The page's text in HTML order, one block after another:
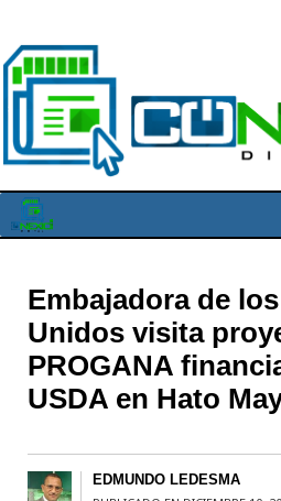
Embajadora de
Unidos visita
PROGANA
USDA en Hato
EDMUNDO LEDESMA